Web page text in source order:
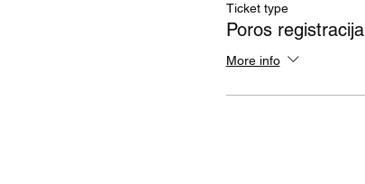
Ticket type
Poros registracija
More info